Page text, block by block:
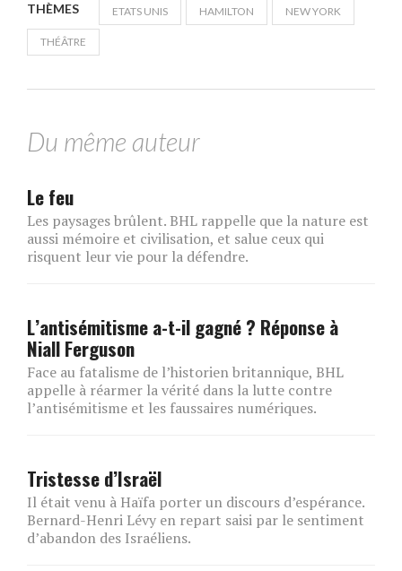
THÈMES ETATS UNIS HAMILTON NEW YORK
THÉÂTRE
Du même auteur
Le feu
Les paysages brûlent. BHL rappelle que la nature est
aussi mémoire et civilisation, et salue ceux qui
risquent leur vie pour la défendre.
L’antisémitisme a-t-il gagné ? Réponse à
Niall Ferguson
Face au fatalisme de l’historien britannique, BHL
appelle à réarmer la vérité dans la lutte contre
l’antisémitisme et les faussaires numériques.
Tristesse d’Israël
Il était venu à Haïfa porter un discours d’espérance.
Bernard-Henri Lévy en repart saisi par le sentiment
d’abandon des Israéliens.